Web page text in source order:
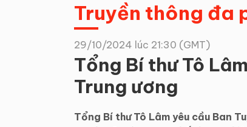
Doanh nghiệp
Truyền thông đa
29/10/2024 lúc 21:30 (GMT)
Tổng Bí thư Tô
Trung ương
Tổng Bí thư Tô Lâm yêu cầu Ban